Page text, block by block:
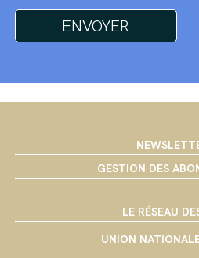
GESTION DES
LE RÉSEAU
UNION